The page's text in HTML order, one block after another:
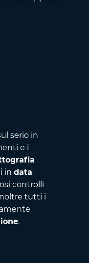
serio in
e i
in data
controlli
tutti i
.